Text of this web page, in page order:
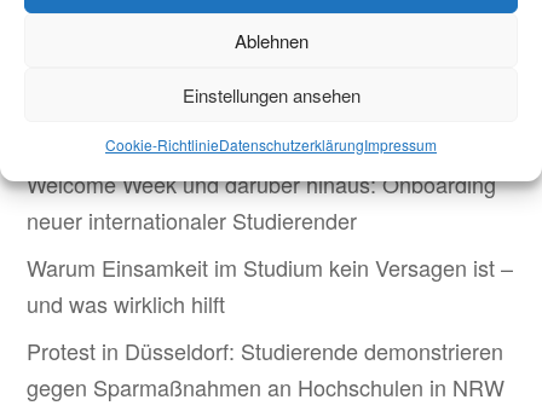
Ablehnen
Einstellungen ansehen
Cookie-RichtlinieDatenschutzerklärungImpressum
Aachen den 28.2.2022 (ps)
Welcome Week und darüber hinaus: Onboarding
neuer internationaler Studierender
Warum Einsamkeit im Studium kein Versagen ist –
und was wirklich hilft
Protest in Düsseldorf: Studierende demonstrieren
gegen Sparmaßnahmen an Hochschulen in NRW